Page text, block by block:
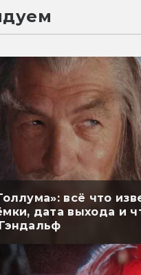
всё что
дата выхода и